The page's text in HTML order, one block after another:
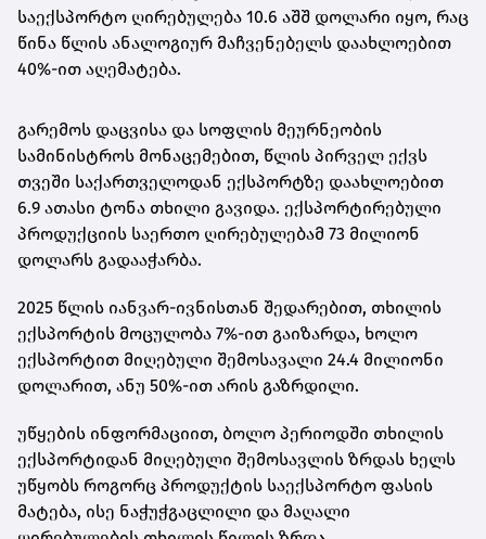
საექსპორტო ღირებულება 10.6 აშშ დოლარი იყო, რაც
წინა წლის ანალოგიურ მაჩვენებელს დაახლოებით
40%-ით აღემატება.
გარემოს დაცვისა და სოფლის მეურნეობის
სამინისტროს მონაცემებით, წლის პირველ ექვს
თვეში საქართველოდან ექსპორტზე დაახლოებით
6.9 ათასი ტონა თხილი გავიდა. ექსპორტირებული
პროდუქციის საერთო ღირებულებამ 73 მილიონ
დოლარს გადააჭარბა.
2025 წლის იანვარ-ივნისთან შედარებით, თხილის
ექსპორტის მოცულობა 7%-ით გაიზარდა, ხოლო
ექსპორტით მიღებული შემოსავალი 24.4 მილიონი
დოლარით, ანუ 50%-ით არის გაზრდილი.
უწყების ინფორმაციით, ბოლო პერიოდში თხილის
ექსპორტიდან მიღებული შემოსავლის ზრდას ხელს
უწყობს როგორც პროდუქტის საექსპორტო ფასის
მატება, ისე ნაჭუჭგაცლილი და მაღალი